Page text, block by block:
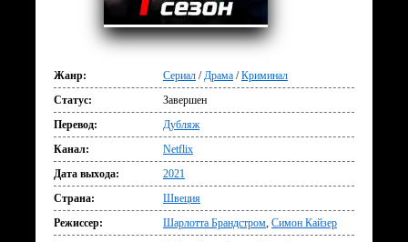
Жанр: Сериал /Драма /Криминал
Статус:
Завершен
Перевод:
Дубляж
Канал:
Netflix
Дата выхода:
2021
Страна:
Швеция
Режиссер:
Шарлотта Брандстром, Симон Кайзер